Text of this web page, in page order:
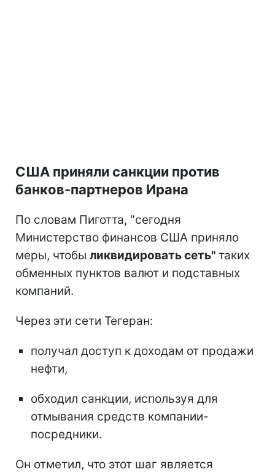
США приняли санкции против
банков-партнеров Ирана
По словам Пиготта, "сегодня
Министерство финансов США приняло
меры, чтобы ликвидировать сеть" таких
обменных пунктов валют и подставных
компаний.
Через эти сети Тегеран:
получал доступ к доходам от продажи
нефти,
обходил санкции, используя для
отмывания средств компании-
посредники.
Он отметил, что этот шаг является